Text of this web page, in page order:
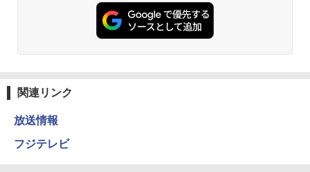
関連リンク
放送情報
フジテレビ